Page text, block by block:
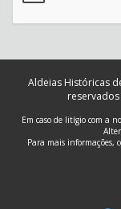
Aldeias Históricas
Em caso de litígio com a
Para mais informações,